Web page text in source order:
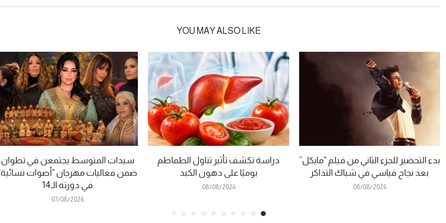
YOU MAY ALSO LIKE
بدء التحضير للجزء الثاني من فيلم “مايكل”
بعد نجاح قياسي في شباك التذاكر
08/08/2026
دراسة تكشف تأثير تناول الطماطم
يوميًا على دهون الكبد
08/08/2026
سيدات المتوسط يجتمعن في تطوان
ضمن فعاليات مهرجان “أصوات
في دورته الـ14
07/08/2026